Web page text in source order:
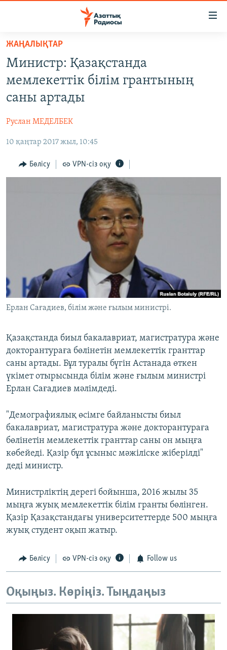
Skip
main
content
main
Navigation
Skip
Search
АДАМ ҚҰҚЫҚТАРЫ
ӘЛЕУМЕТ
ӘЛЕМ
Басқа тілдерде
ЖАҢАЛЫҚТАР
Министр: Қазақстанда
мемлекеттік білім грантының
саны артады
Руслан МЕДЕЛБЕК
10 қаңтар 2017 жыл, 10:45
Бөлісу VPN-сіз оқу
Ерлан Сағадиев, білім және ғылым министрі.
Қазақстанда биыл бакалавриат, магистратура және
докторантураға бөлінетін мемлекеттік гранттар
саны артады. Бұл туралы бүгін Астанада өткен
үкімет отырысында білім және ғылым министрі
Ерлан Сағадиев мәлімдеді.
"Демографиялық өсімге байланысты биыл
бакалавриат, магистратура және докторантураға
бөлінетін мемлекеттік гранттар саны он мыңға
көбейеді. Қазір бұл ұсыныс мәжіліске жіберілді"
деді министр.
Министрліктің дерегі бойынша, 2016 жылы 35
мыңға жуық мемлекеттік білім гранты бөлінген.
Қазір Қазақстандағы университеттерде 500 мыңға
жуық студент оқып жатыр.
Бөлісу VPN-сіз оқу Follow us
Оқыңыз. Көріңіз. Тыңдаңыз